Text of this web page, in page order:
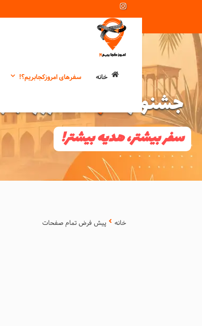
خانه سفرهای امروزکجابریم؟!
جشنوارهمرداد
سفر بیشتر، هدیه بیشتر!
خانه پیش فرض تمام صفحات